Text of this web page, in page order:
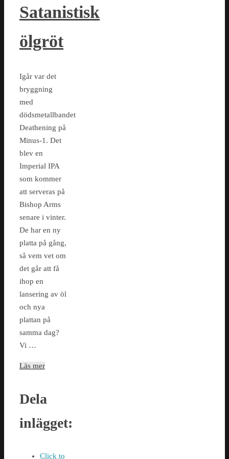
Satanistisk
ölgröt
Igår var det
bryggning
med
dödsmetallbandet
Deathening på
Minus-1. Det
blev en
Imperial IPA
som kommer
att serveras på
Bishop Arms
senare i vinter.
De har en ny
platta på gång,
så vem vet om
det går att få
ihop en
lansering av öl
och nya
plattan på
samma dag?
Vi …
Läs mer
Dela
inlägget:
Click to